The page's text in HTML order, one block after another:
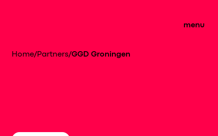
menu
Home/Partners/GGD Groningen